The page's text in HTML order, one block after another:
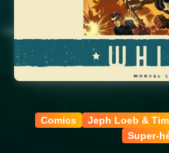
Comics Jeph Loeb &
Super-